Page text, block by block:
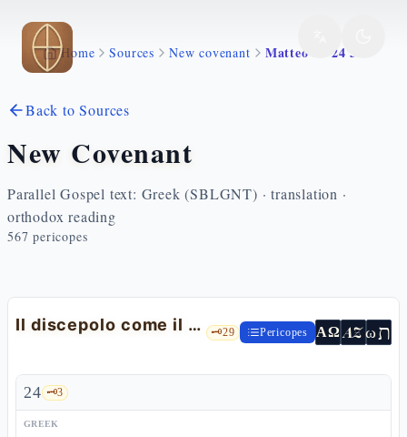
Skip to main content
Home Sources New covenant Matteo 10 24 33
Back to Sources
New Covenant
Parallel Gospel text: Greek (SBLGNT) · translation ·
orthodox reading
567 pericopes
Il discepolo come il maestro: non abbiate paura 🗝️29 Pericopes ΑΩ AZωת
24 🗝️3
GREEK